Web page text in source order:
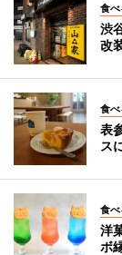
食べ
渋
改
食べ
表
ス
食べ
洋
ボ